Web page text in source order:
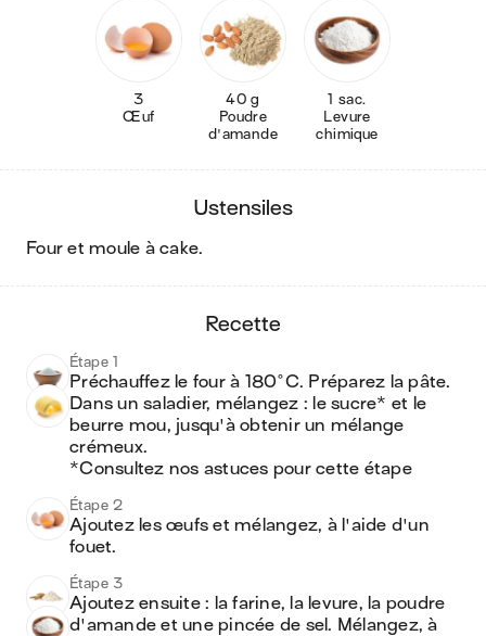
3
Œuf
40 g
Poudre
d'amande
1 sac.
Levure
chimique
ustensiles
four et moule à cake.
recette
Étape 1
Préchauffez le four à 180°C. Préparez la pâte.
Dans un saladier, mélangez : le sucre* et le
beurre mou, jusqu'à obtenir un mélange
crémeux.
*Consultez nos astuces pour cette étape
Étape 2
Ajoutez les œufs et mélangez, à l'aide d'un
fouet.
Étape 3
Ajoutez ensuite : la farine, la levure, la poudre
d'amande et une pincée de sel. Mélangez, à